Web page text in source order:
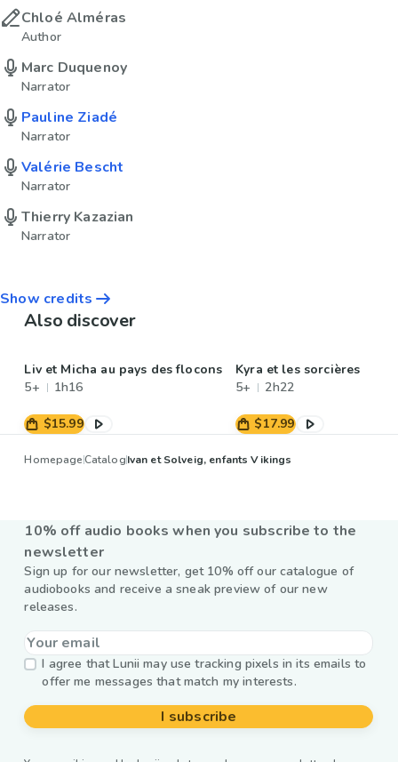
Chloé Alméras
Author
Marc Duquenoy
Narrator
Pauline Ziadé
Narrator
Valérie Bescht
Narrator
Thierry Kazazian
Narrator
Show credits
Also discover
Liv et Micha au pays des flocons
5+
1h16
$15.99
Kyra et les sorcières
5+
2h22
$17.99
HomepageCatalogIvan et Solveig, enfants Vikings
10% off audio books when you subscribe to the
newsletter
Sign up for our newsletter, get 10% off our catalogue of
audiobooks and receive a sneak preview of our new
releases.
I agree that Lunii may use tracking pixels in its emails to
offer me messages that match my interests.
I subscribe